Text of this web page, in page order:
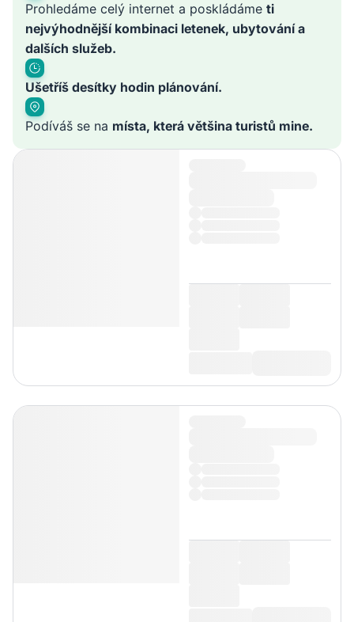
Prohledáme celý internet a poskládáme ti
nejvýhodnější kombinaci letenek, ubytování a
dalších služeb.
Ušetříš desítky hodin plánování.
Podíváš se na místa, která většina turistů mine.